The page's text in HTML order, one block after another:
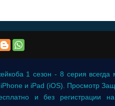
1 сезон - 8 серия
и iPad (iOS). Просмотр
и без регистрации